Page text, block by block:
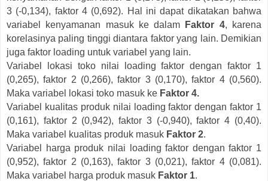
3 (-0,134), faktor 4 (0,692). Hal ini dapat dikatakan bahwa
variabel kenyamanan masuk ke dalam
Faktor 4, karena
korelasinya paling tinggi diantara faktor yang lain. Demikian
juga faktor loading untuk variabel yang lain.
Variabel lokasi toko nilai loading faktor dengan faktor 1
(0,265), faktor 2 (0,266), faktor 3 (0,170), faktor 4 (0,560).
Maka variabel lokasi toko masuk ke Faktor 4.
Variabel kualitas produk nilai loading faktor dengan faktor 1
(0,161), faktor 2 (0,942), faktor 3 (-0,940), faktor 4 (0,40).
Maka variabel kualitas produk masuk Faktor 2.
Variabel harga produk nilai loading faktor dengan faktor 1
(0,952), faktor 2 (0,163), faktor 3 (0,021), faktor 4 (0,081).
Maka variabel harga produk masuk Faktor 1.